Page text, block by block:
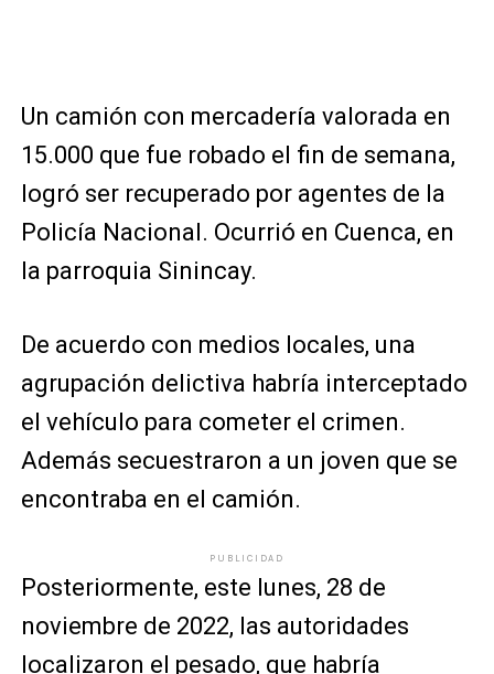
Un camión con mercadería valorada en
15.000 que fue robado el fin de semana,
logró ser recuperado por agentes de la
Policía Nacional. Ocurrió en Cuenca, en
la parroquia Sinincay.
De acuerdo con medios locales, una
agrupación delictiva habría interceptado
el vehículo para cometer el crimen.
Además secuestraron a un joven que se
encontraba en el camión.
PUBLICIDAD
Posteriormente, este lunes, 28 de
noviembre de 2022, las autoridades
localizaron el pesado, que habría